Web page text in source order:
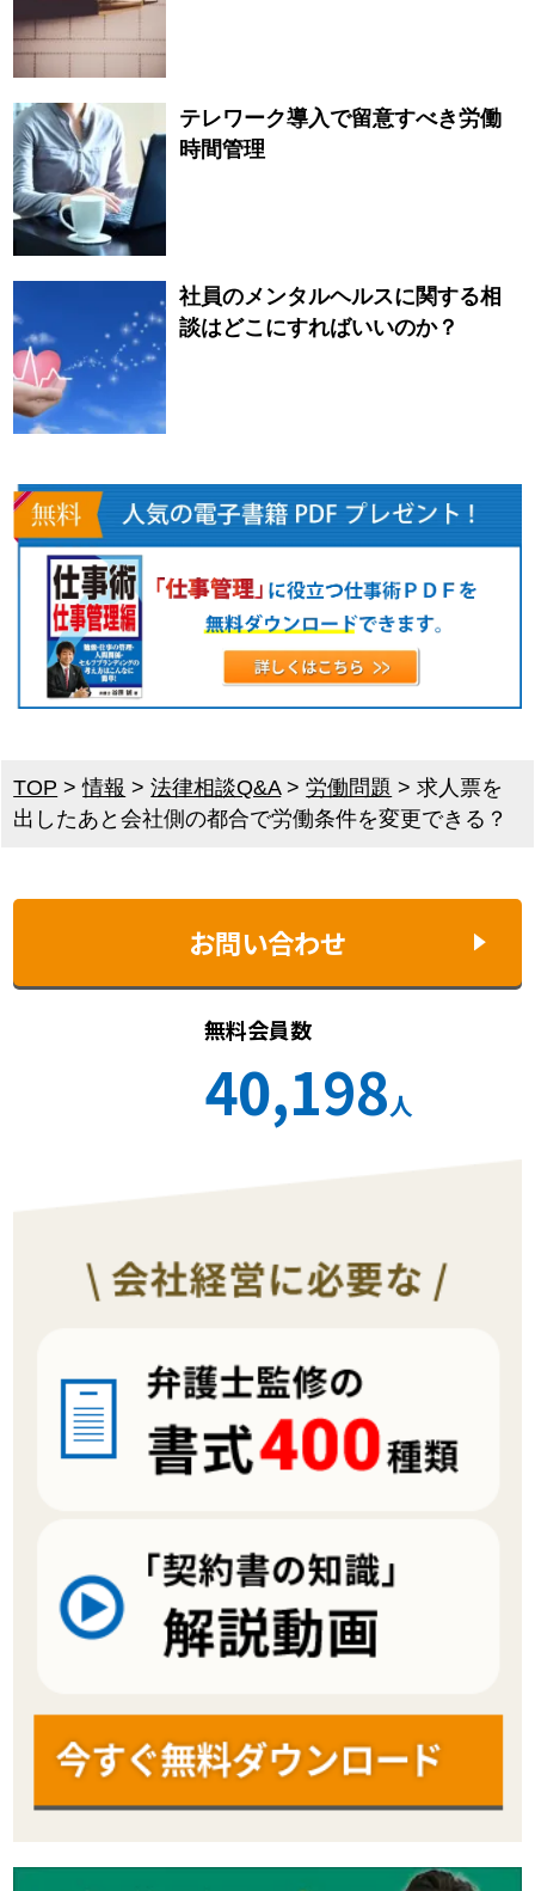
テレワーク導入で留意すべき労働
時間管理
社員のメンタルヘルスに関する相
談はどこにすればいいのか？
TOP >情報 >法律相談Q&A>労働問題 >求人票を
出したあと会社側の都合で労働条件を変更できる？
お問い合わせ
無料会員数
40,198人